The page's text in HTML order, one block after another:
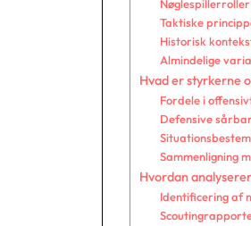
Taktiske
Historisk
Almindelige
Hvad er styrkerne
Fordele i
Defensive
Sammenligning
Hvordan
Identificering af